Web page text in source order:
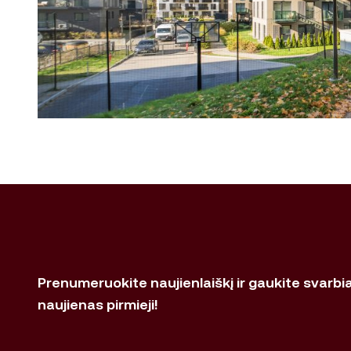
Prenumeruokite naujienlaiškį ir gaukite
naujienas pirmieji!